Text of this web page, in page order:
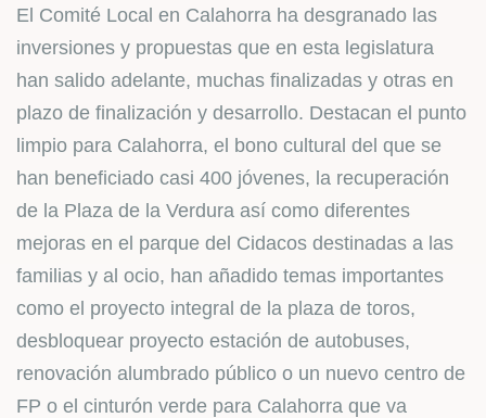
El Comité Local en Calahorra ha desgranado las
inversiones y propuestas que en esta legislatura
han salido adelante, muchas finalizadas y otras en
plazo de finalización y desarrollo. Destacan el punto
limpio para Calahorra, el bono cultural del que se
han beneficiado casi 400 jóvenes, la recuperación
de la Plaza de la Verdura así como diferentes
mejoras en el parque del Cidacos destinadas a las
familias y al ocio, han añadido temas importantes
como el proyecto integral de la plaza de toros,
desbloquear proyecto estación de autobuses,
renovación alumbrado público o un nuevo centro de
FP o el cinturón verde para Calahorra que va